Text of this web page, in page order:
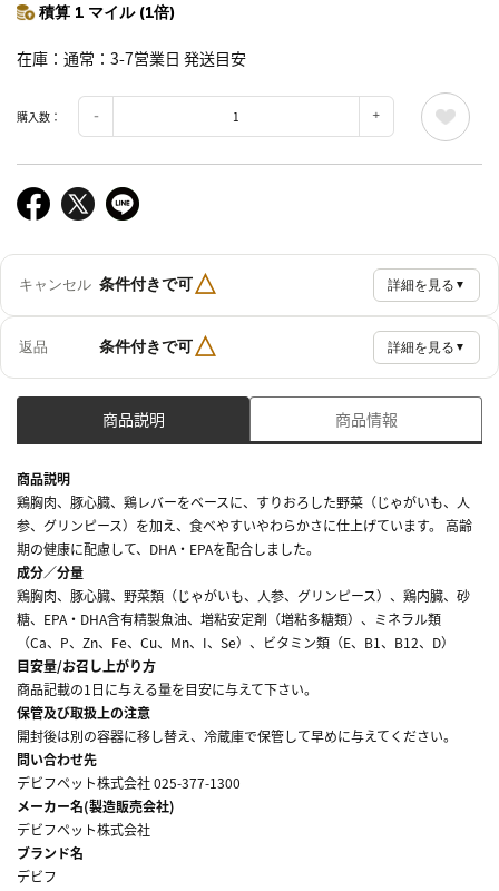
積算 1 マイル (1倍)
在庫 通常：3-7営業日 発送目安
購入数：
キャンセル 条件付きで可△ 詳細を見る ▼
返品 条件付きで可△ 詳細を見る ▼
商品説明 商品情報
商品説明
鶏胸肉、豚心臓、鶏レバーをベースに、すりおろした野菜（じゃがいも、人
参、グリンピース）を加え、食べやすいやわらかさに仕上げています。 高齢
期の健康に配慮して、DHA・EPAを配合しました。
成分／分量
鶏胸肉、豚心臓、野菜類（じゃがいも、人参、グリンピース）、鶏内臓、砂
糖、EPA・DHA含有精製魚油、増粘安定剤（増粘多糖類）、ミネラル類
（Ca、P、Zn、Fe、Cu、Mn、I、Se）、ビタミン類（E、B1、B12、D）
目安量/お召し上がり方
商品記載の1日に与える量を目安に与えて下さい。
保管及び取扱上の注意
開封後は別の容器に移し替え、冷蔵庫で保管して早めに与えてください。
問い合わせ先
デビフペット株式会社 025-377-1300
メーカー名(製造販売会社)
デビフペット株式会社
ブランド名
デビフ